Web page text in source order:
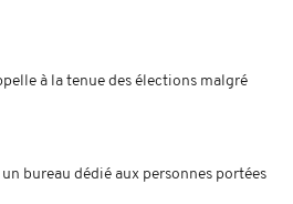
à la tenue des élections malgré
bureau dédié aux personnes portées